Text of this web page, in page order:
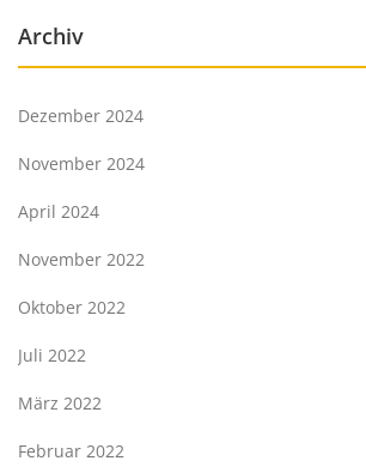
Archiv
Dezember 2024
November 2024
April 2024
November 2022
Oktober 2022
Juli 2022
März 2022
Februar 2022